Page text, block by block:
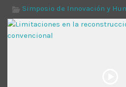
Simposio de Innovación y